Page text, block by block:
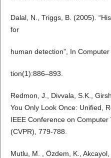
Dalal, N., Triggs, B. (2005).
for
human detection”, In
tion(1):886–893.
Redmon, J., Divvala, S.K.,
You Only Look Once: Unified,
IEEE Conference on
(CVPR), 779-788.
Mutlu, M. , Özdem, K.,